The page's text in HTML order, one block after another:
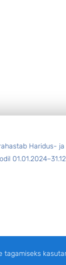
Haridus- ja
tagamiseks